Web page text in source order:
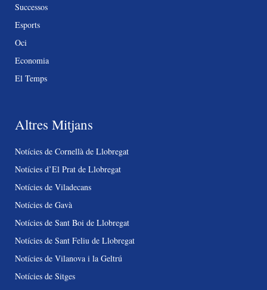
Successos
Esports
Oci
Economia
El Temps
Altres Mitjans
Notícies de Cornellà de Llobregat
Notícies d’El Prat de Llobregat
Notícies de Viladecans
Notícies de Gavà
Notícies de Sant Boi de Llobregat
Notícies de Sant Feliu de Llobregat
Notícies de Vilanova i la Geltrú
Notícies de Sitges